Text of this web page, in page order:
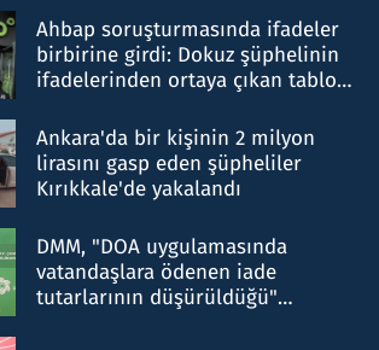
Ahbap soruşturmasında ifadeler
birbirine girdi: Dokuz şüphelinin
ifadelerinden ortaya çıkan tablo
Ankara'da bir kişinin 2 milyon
lirasını gasp eden şüpheliler
Kırıkkale'de yakalandı
DMM, "DOA uygulamasında
vatandaşlara ödenen iade
tutarlarının düşürüldüğü"